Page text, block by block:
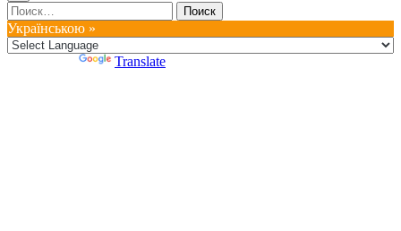
Найти:
Українською »
Translate